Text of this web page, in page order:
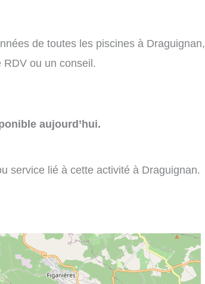
de toutes les piscines à Draguignan,
ou un conseil.
aujourd’hui.
service lié à cette activité à Draguignan.